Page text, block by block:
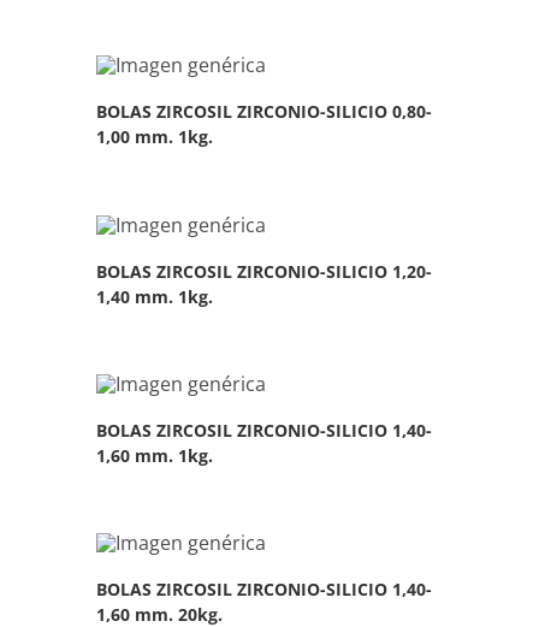
BOLAS ZIRCOSIL ZIRCONIO-SILICIO 0,80-
1,00 mm. 1kg.
BOLAS ZIRCOSIL ZIRCONIO-SILICIO 1,20-
1,40 mm. 1kg.
BOLAS ZIRCOSIL ZIRCONIO-SILICIO 1,40-
1,60 mm. 1kg.
BOLAS ZIRCOSIL ZIRCONIO-SILICIO 1,40-
1,60 mm. 20kg.